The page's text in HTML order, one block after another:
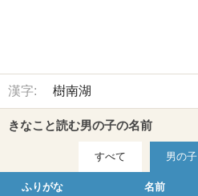
漢字: 樹南湖
きなこと読む男の子の名前
すべて 男の子
ふりがな 名前